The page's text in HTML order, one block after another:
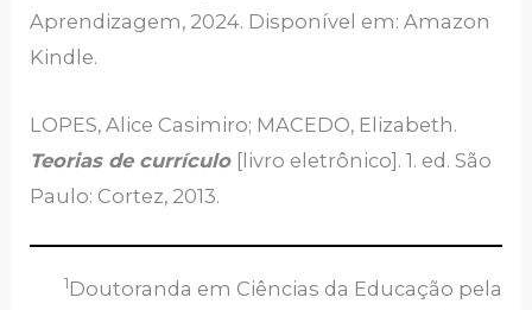
Aprendizagem, 2024. Disponível em: Amazon
Kindle.
LOPES, Alice Casimiro; MACEDO, Elizabeth.
Teorias de currículo [livro eletrônico]. 1. ed. São
Paulo: Cortez, 2013.
1Doutoranda em Ciências da Educação pela